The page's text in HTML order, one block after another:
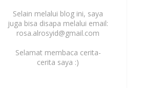
Selain melalui blog ini, saya
juga bisa disapa melalui email:
rosa.alrosyid@gmail.com
Selamat membaca cerita-
cerita saya :)